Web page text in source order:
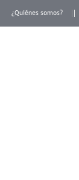
¿Quiénes somos?